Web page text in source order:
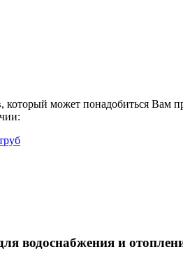
может понадобиться Вам
водоснабжения и